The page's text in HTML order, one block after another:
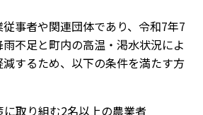
事者や関連団体であり、令和7年7
不足と町内の高温・渇水状況によ
するため、以下の条件を満たす方
取り組む2名以上の農業者